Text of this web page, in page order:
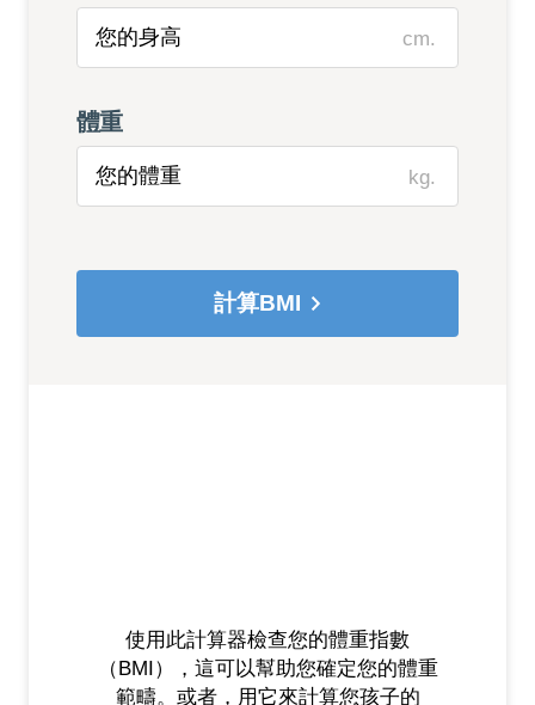
cm.
體重
kg.
計算BMI
使用此計算器檢查您的體重指數
（BMI），這可以幫助您確定您的體重
範疇。或者，用它來計算您孩子的